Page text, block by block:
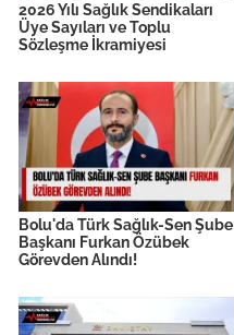
2026 Yılı Sağlık Sendikaları
Üye Sayıları ve Toplu
Sözleşme İkramiyesi
Bolu'da Türk Sağlık-Sen Şube
Başkanı Furkan Özübek
Görevden Alındı!